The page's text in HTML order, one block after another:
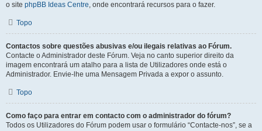
o site phpBB Ideas Centre, onde encontrará recursos para o fazer.
Topo
Contactos sobre questões abusivas e/ou ilegais relativas ao Fórum.
Contacte o Administrador deste Fórum. Veja no canto superior direito da
imagem encontrará um atalho para a lista de Utilizadores onde está o
Administrador. Envie-lhe uma Mensagem Privada a expor o assunto.
Topo
Como faço para entrar em contacto com o administrador do fórum?
Todos os Utilizadores do Fórum podem usar o formulário “Contacte-nos”, se a